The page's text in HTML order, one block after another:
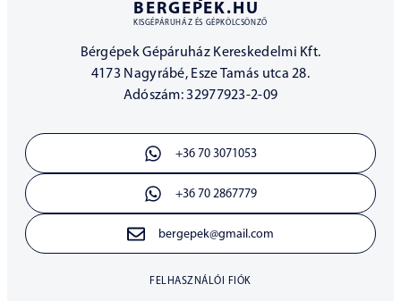
BERGEPEK.HU
KISGÉPÁRUHÁZ ÉS GÉPKÖLCSÖNZŐ
Bérgépek Gépáruház Kereskedelmi Kft.
4173 Nagyrábé, Esze Tamás utca 28.
Adószám: 32977923-2-09
+36 70 3071053
+36 70 2867779
bergepek@gmail.com
FELHASZNÁLÓI FIÓK